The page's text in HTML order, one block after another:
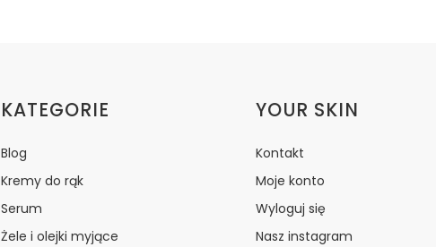
Linki w stopce
KATEGORIE
Blog
Kremy do rąk
Serum
Żele i olejki myjące
YOUR SKIN
Kontakt
Moje konto
Wyloguj się
Nasz instagram